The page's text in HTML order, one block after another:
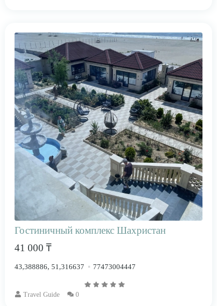
Гостиничный комплекс Шахристан
41 000 ₸
43,388886, 51,316637 77473004447
Travel Guide 0